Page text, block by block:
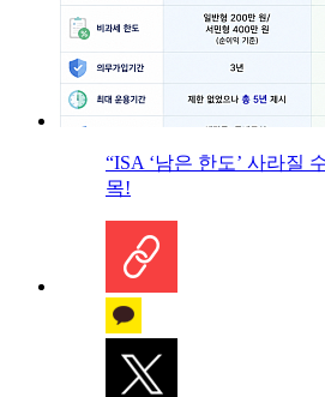
“ISA ‘남은 한도’ 사라질
목!